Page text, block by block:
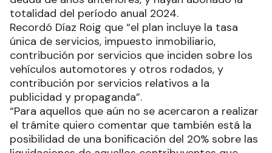
totalidad del período anual 2024.
Recordó Díaz Roig que “el plan incluye la tasa
única de servicios, impuesto inmobiliario,
contribución por servicios que inciden sobre los
vehículos automotores y otros rodados, y
contribución por servicios relativos a la
publicidad y propaganda”.
“Para aquellos que aún no se acercaron a realizar
el trámite quiero comentar que también está la
posibilidad de una bonificación del 20% sobre las